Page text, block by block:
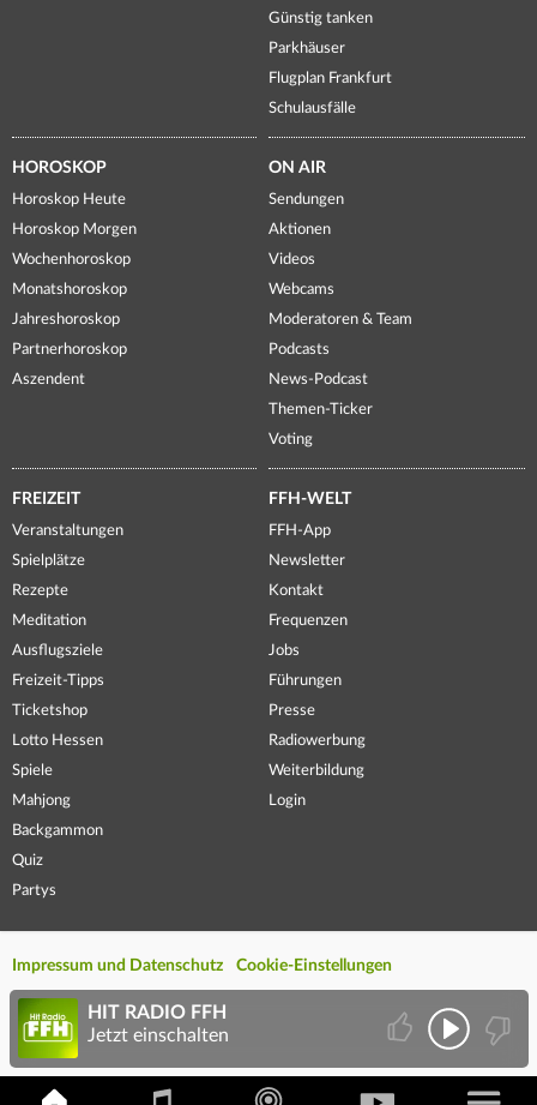
Günstig tanken
Parkhäuser
Flugplan Frankfurt
Schulausfälle
HOROSKOP
Horoskop Heute
Horoskop Morgen
Wochenhoroskop
Monatshoroskop
Jahreshoroskop
Partnerhoroskop
Aszendent
ON AIR
Sendungen
Aktionen
Videos
Webcams
Moderatoren & Team
Podcasts
News-Podcast
Themen-Ticker
Voting
FREIZEIT
Veranstaltungen
Spielplätze
Rezepte
Meditation
Ausflugsziele
Freizeit-Tipps
Ticketshop
Lotto Hessen
Spiele
Mahjong
Backgammon
Quiz
Partys
FFH-WELT
FFH-App
Newsletter
Kontakt
Frequenzen
Jobs
Führungen
Presse
Radiowerbung
Weiterbildung
Login
Impressum und Datenschutz Cookie-Einstellungen
HIT RADIO FFH
Jetzt einschalten